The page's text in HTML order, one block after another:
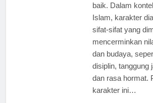
baik. Dalam
Islam, karakter
sifat-sifat yang
mencerminkan
dan budaya,
disiplin, tanggung
dan rasa hormat.
karakter ini…